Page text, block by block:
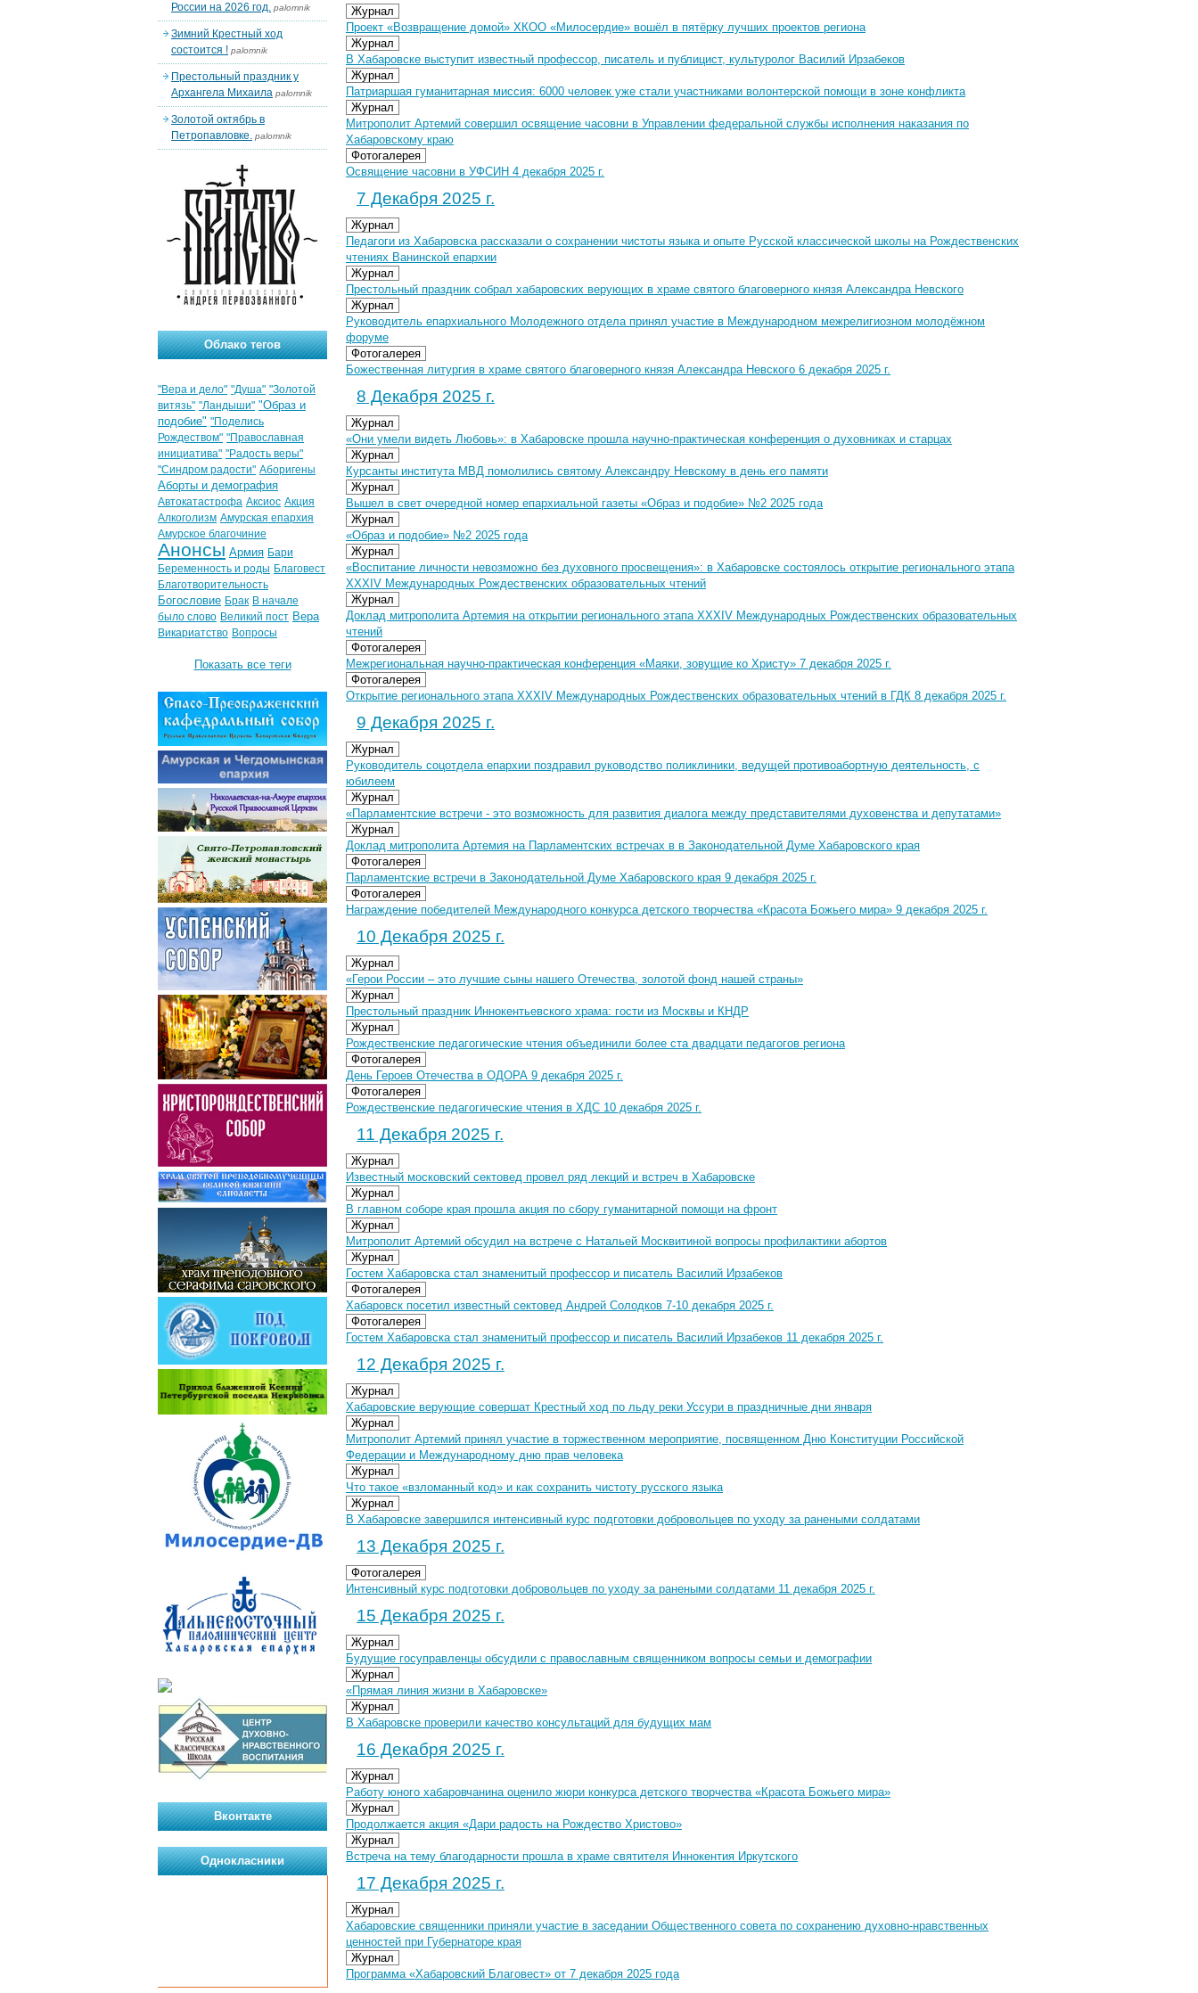
Журнал
Проект «Возвращение домой» ХКОО «Милосердие» вошёл в пятёрку лучших проектов региона
Журнал
В Хабаровске выступит известный профессор, писатель и публицист, культуролог Василий Ирзабеков
Журнал
Патриаршая гуманитарная миссия: 6000 человек уже стали участниками волонтерской помощи в зоне конфликта
Журнал
Митрополит Артемий совершил освящение часовни в Управлении федеральной службы исполнения наказания по
Хабаровскому краю
Фотогалерея
Освящение часовни в УФСИН 4 декабря 2025 г.
7 Декабря 2025 г.
Журнал
Педагоги из Хабаровска рассказали о сохранении чистоты языка и опыте Русской классической школы на Рождественских
чтениях Ванинской епархии
Журнал
Престольный праздник собрал хабаровских верующих в храме святого благоверного князя Александра Невского
Журнал
Руководитель епархиального Молодежного отдела принял участие в Международном межрелигиозном молодёжном
форуме
Фотогалерея
Божественная литургия в храме святого благоверного князя Александра Невского 6 декабря 2025 г.
8 Декабря 2025 г.
Журнал
«Они умели видеть Любовь»: в Хабаровске прошла научно-практическая конференция о духовниках и старцах
Журнал
Курсанты института МВД помолились святому Александру Невскому в день его памяти
Журнал
Вышел в свет очередной номер епархиальной газеты «Образ и подобие» №2 2025 года
Журнал
«Образ и подобие» №2 2025 года
Журнал
«Воспитание личности невозможно без духовного просвещения»: в Хабаровске состоялось открытие регионального этапа
XXXIV Международных Рождественских образовательных чтений
Журнал
Доклад митрополита Артемия на открытии регионального этапа XXXIV Международных Рождественских образовательных
чтений
Фотогалерея
Межрегиональная научно-практическая конференция «Маяки, зовущие ко Христу» 7 декабря 2025 г.
Фотогалерея
Открытие регионального этапа XXXIV Международных Рождественских образовательных чтений в ГДК 8 декабря 2025 г.
9 Декабря 2025 г.
Журнал
Руководитель соцотдела епархии поздравил руководство поликлиники, ведущей противоабортную деятельность, с
юбилеем
Журнал
«Парламентские встречи - это возможность для развития диалога между представителями духовенства и депутатами»
Журнал
Доклад митрополита Артемия на Парламентских встречах в в Законодательной Думе Хабаровского края
Фотогалерея
Парламентские встречи в Законодательной Думе Хабаровского края 9 декабря 2025 г.
Фотогалерея
Награждение победителей Международного конкурса детского творчества «Красота Божьего мира» 9 декабря 2025 г.
10 Декабря 2025 г.
Журнал
«Герои России – это лучшие сыны нашего Отечества, золотой фонд нашей страны»
Журнал
Престольный праздник Иннокентьевского храма: гости из Москвы и КНДР
Журнал
Рождественские педагогические чтения объединили более ста двадцати педагогов региона
Фотогалерея
День Героев Отечества в ОДОРА 9 декабря 2025 г.
Фотогалерея
Рождественские педагогические чтения в ХДС 10 декабря 2025 г.
11 Декабря 2025 г.
Журнал
Известный московский сектовед провел ряд лекций и встреч в Хабаровске
Журнал
В главном соборе края прошла акция по сбору гуманитарной помощи на фронт
Журнал
Митрополит Артемий обсудил на встрече с Натальей Москвитиной вопросы профилактики абортов
Журнал
Гостем Хабаровска стал знаменитый профессор и писатель Василий Ирзабеков
Фотогалерея
Хабаровск посетил известный сектовед Андрей Солодков 7-10 декабря 2025 г.
Фотогалерея
Гостем Хабаровска стал знаменитый профессор и писатель Василий Ирзабеков 11 декабря 2025 г.
12 Декабря 2025 г.
Журнал
Хабаровские верующие совершат Крестный ход по льду реки Уссури в праздничные дни января
Журнал
Митрополит Артемий принял участие в торжественном мероприятие, посвященном Дню Конституции Российской
Федерации и Международному дню прав человека
Журнал
Что такое «взломанный код» и как сохранить чистоту русского языка
Журнал
В Хабаровске завершился интенсивный курс подготовки добровольцев по уходу за ранеными солдатами
13 Декабря 2025 г.
Фотогалерея
Интенсивный курс подготовки добровольцев по уходу за ранеными солдатами 11 декабря 2025 г.
15 Декабря 2025 г.
Журнал
Будущие госуправленцы обсудили с православным священником вопросы семьи и демографии
Журнал
«Прямая линия жизни в Хабаровске»
Журнал
В Хабаровске проверили качество консультаций для будущих мам
16 Декабря 2025 г.
Журнал
Работу юного хабаровчанина оценило жюри конкурса детского творчества «Красота Божьего мира»
Журнал
Продолжается акция «Дари радость на Рождество Христово»
Журнал
Встреча на тему благодарности прошла в храме святителя Иннокентия Иркутского
17 Декабря 2025 г.
Журнал
Хабаровские священники приняли участие в заседании Общественного совета по сохранению духовно-нравственных
ценностей при Губернаторе края
Журнал
Программа «Хабаровский Благовест» от 7 декабря 2025 года
России на 2026 год. palomnik
Зимний Крестный ход
состоится ! palomnik
Престольный праздник у
Архангела Михаила palomnik
Золотой октябрь в
Петропавловке. palomnik
Облако тегов
"Вера и дело" "Душа" "Золотой
витязь" "Ландыши" "Образ и
подобие" "Поделись
Рождеством" "Православная
инициатива" "Радость веры"
"Синдром радости" Аборигены
Аборты и демография
Автокатастрофа Аксиос Акция
Алкоголизм Амурская епархия
Амурское благочиние
Анонсы Армия Бари
Беременность и роды Благовест
Благотворительность
Богословие Брак В начале
было слово Великий пост Вера
Викариатство Вопросы
Показать все теги
Вконтакте
Однокласники